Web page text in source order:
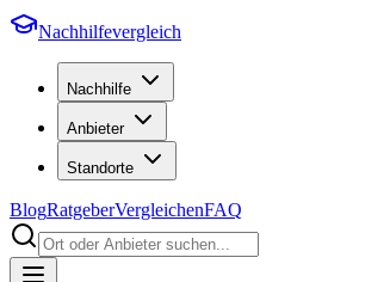
Nachhilfevergleich
Nachhilfe
Anbieter
Standorte
BlogRatgeberVergleichenFAQ